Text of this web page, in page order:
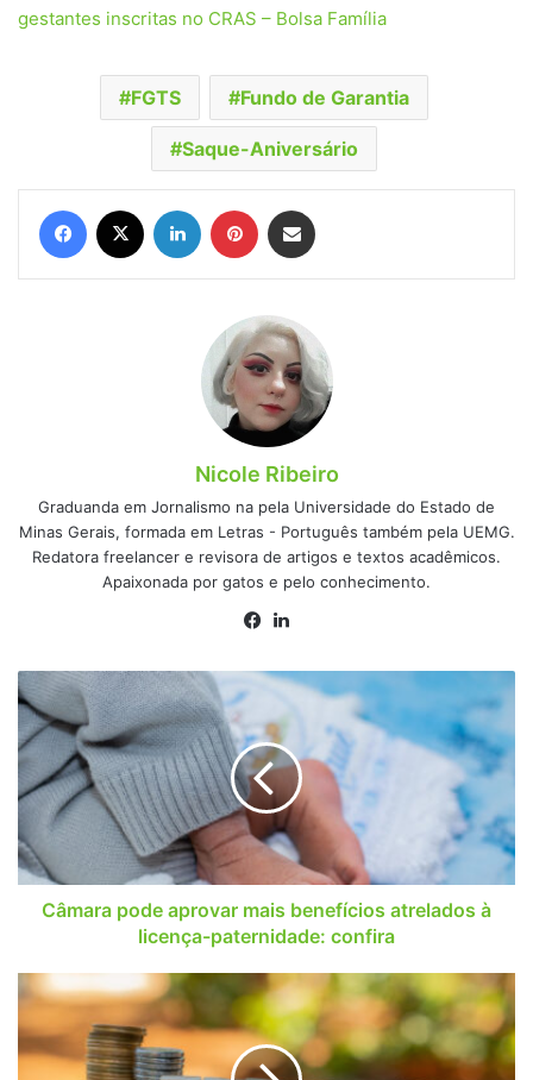
gestantes inscritas no CRAS – Bolsa Família
FGTS Fundo de Garantia
Saque-Aniversário
Facebook Linkedin Pinterest
Nicole Ribeiro
Graduanda em Jornalismo na pela Universidade do Estado de
Minas Gerais, formada em Letras - Português também pela UEMG.
Redatora freelancer e revisora de artigos e textos acadêmicos.
Apaixonada por gatos e pelo conhecimento.
Facebook
Câmara
pode
aprovar
mais
benefícios
atrelados
licença-
paternidade:
confira
Câmara pode aprovar mais benefícios atrelados à
licença-paternidade: confira
recebe
o